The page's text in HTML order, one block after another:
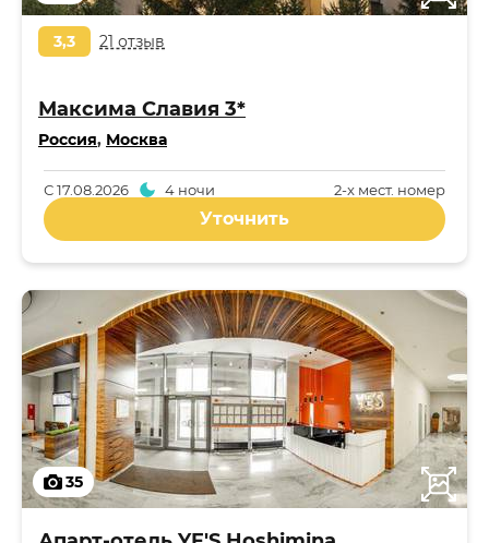
3,3 21 отзыв
Максима Славия 3*
Россия, Москва
2-x мест. номер
С17.08.2026 4 ночи
Уточнить
35